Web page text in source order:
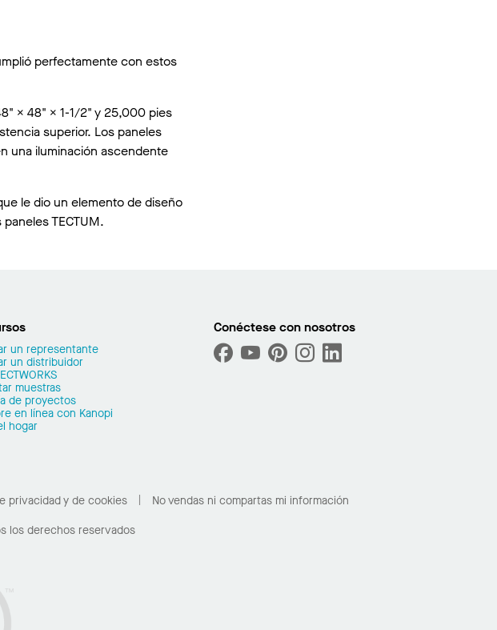
perfectamente con estos
× 48" × 1-1/2" y 25,000 pies
superior. Los paneles
una iluminación ascendente
le dio un elemento de diseño
TECTUM.
un representante
un distribuidor
muestras
de proyectos
en línea con Kanopi
hogar
Conéctese con nosotros
privacidad y de cookies
No vendas ni compartas mi información
los derechos reservados